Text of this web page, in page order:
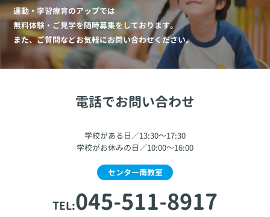
運動・学習療育のアップでは
無料体験・ご見学を随時募集をしております。
また、ご質問などお気軽にお問い合わせください。
電話でお問い合わせ
学校がある日／13:30～17:30
学校がお休みの日／10:00～16:00
センター南教室
TEL:045-511-8917